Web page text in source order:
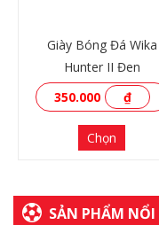
Giày Bóng Đá Wika
Hunter II Đen
350.000
₫
Chọn
SẢN PHẨM NỔI